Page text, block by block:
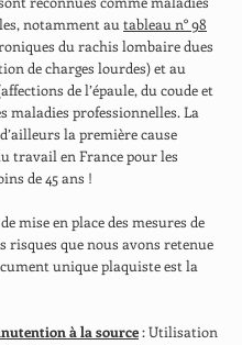
notamment au tableau n° 98
du rachis lombaire dues
de charges lourdes) et au
de l’épaule, du coude et
maladies professionnelles. La
la première cause
travail en France pour les
de 45 ans !
mise en place des mesures de
risques que nous avons retenue
unique plaquiste est la
à la source: Utilisation